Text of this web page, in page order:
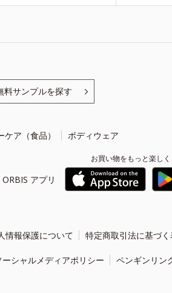
料サンプルを探す
ケア（食品） ボディウェア
ORBIS アプリ
お買い物をもっと楽しく
情報保護について 特定商取引法に基づ
ーシャルメディアポリシー ペンギンリン